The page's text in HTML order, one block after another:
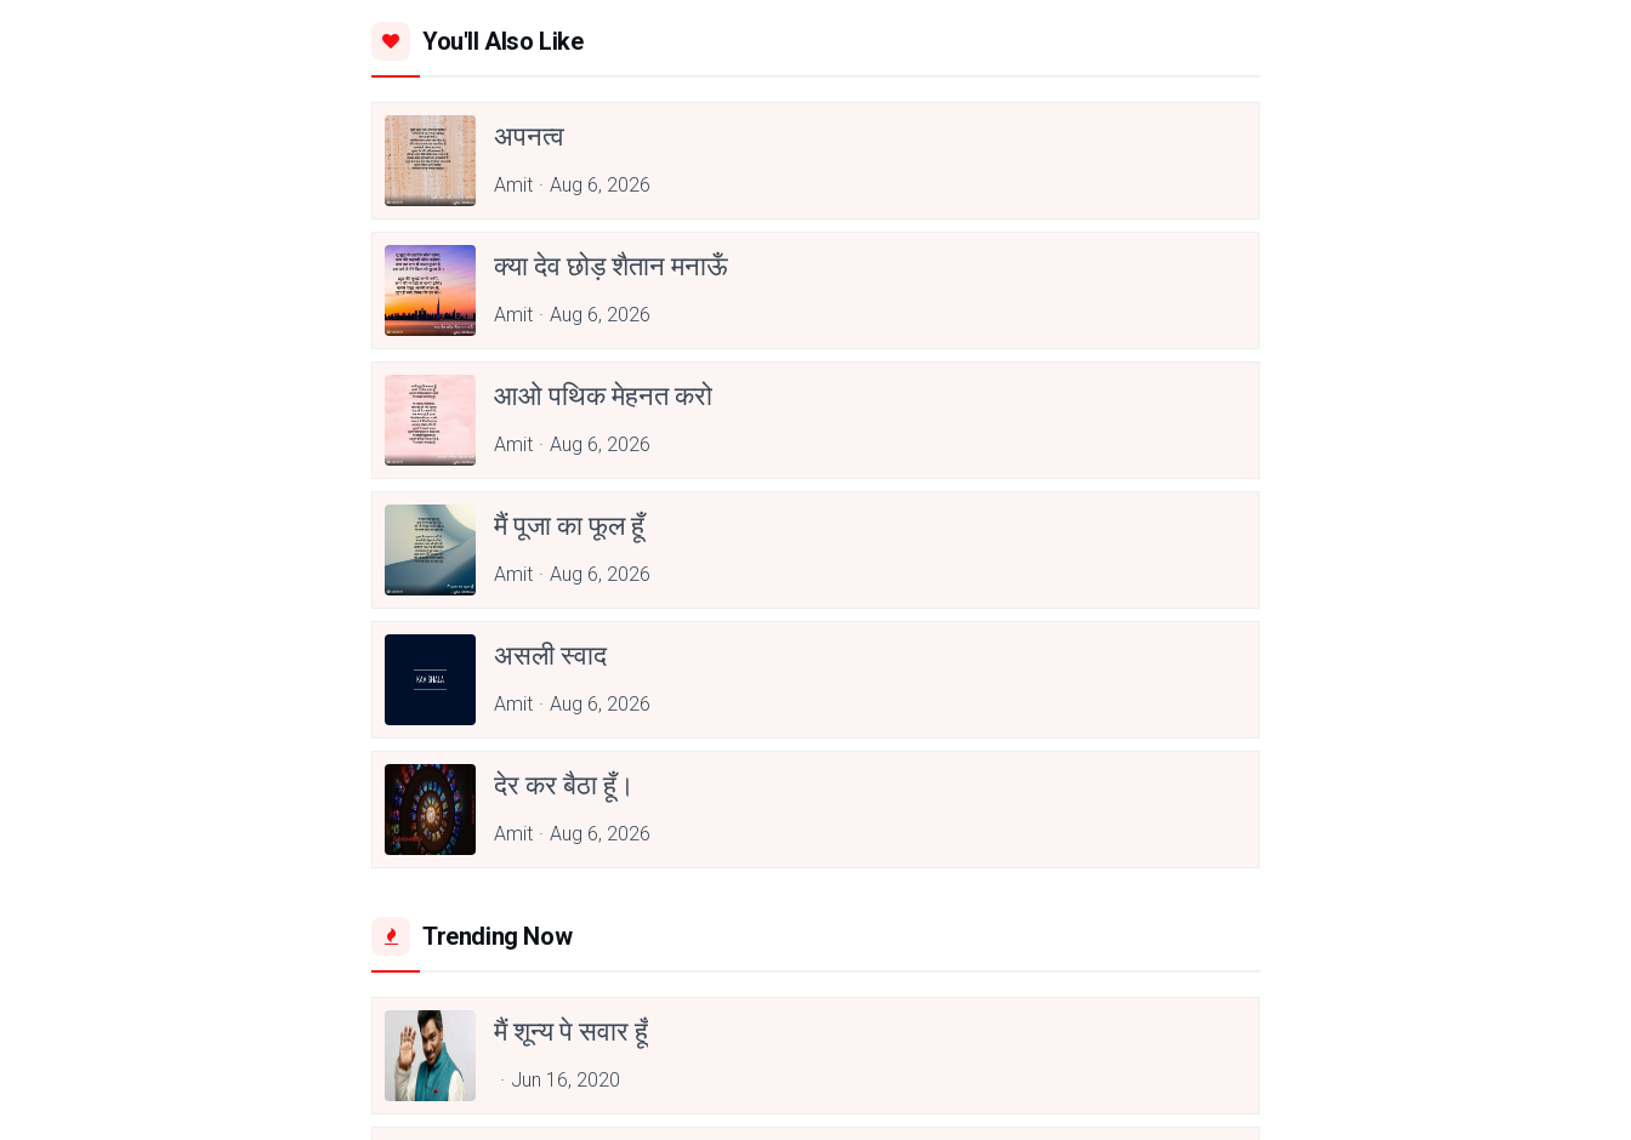
You'll Also Like
अपनत्व
Amit Aug 6, 2026
क्या देव छोड़ शैतान मनाऊँ
Amit Aug 6, 2026
आओ पथिक मेहनत करो
Amit Aug 6, 2026
मैं पूजा का फूल हूँ
Amit Aug 6, 2026
असली स्वाद
Amit Aug 6, 2026
देर कर बैठा हूँ।
Amit Aug 6, 2026
Trending Now
मैं शून्य पे सवार हूँ
Jun 16, 2020